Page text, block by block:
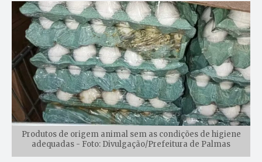
Produtos de origem animal sem as condições de higiene
adequadas - Foto: Divulgação/Prefeitura de Palmas